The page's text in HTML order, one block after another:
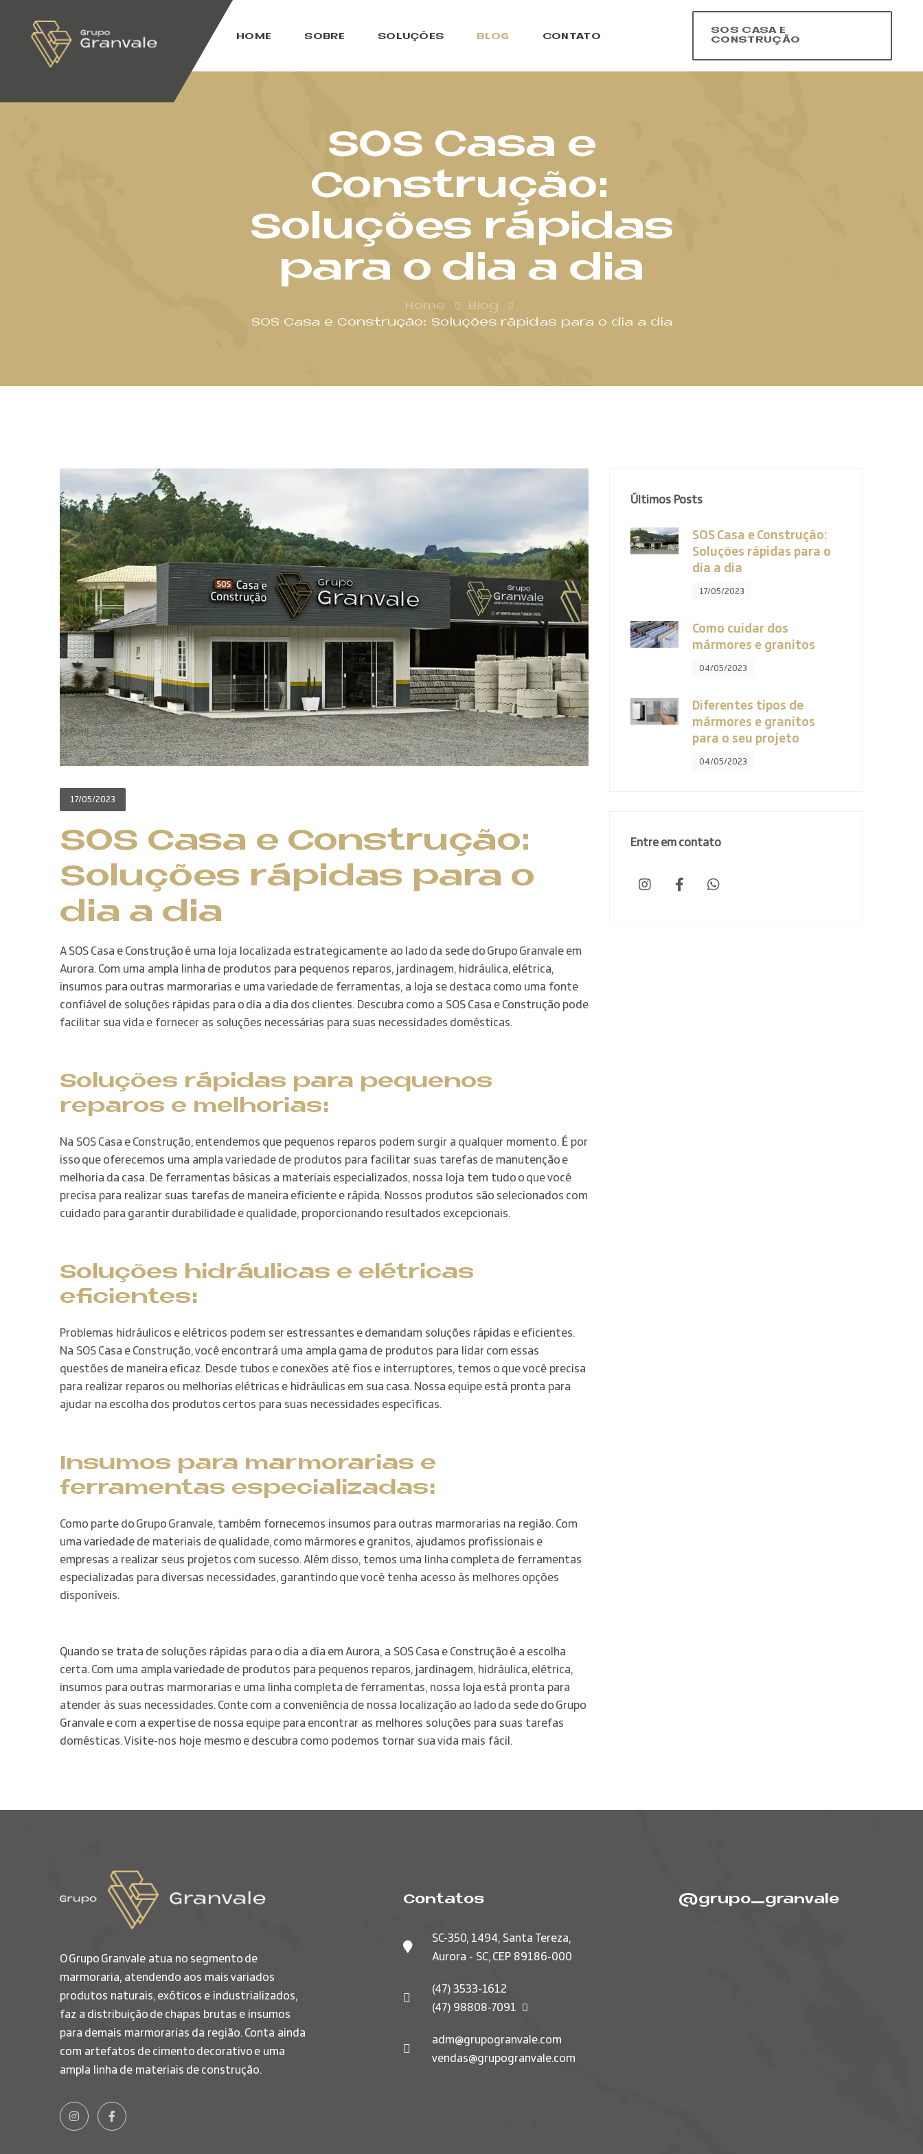
HOME SOBRE SOLUÇÕES BLOG CONTATO
SOS CASA E
CONSTRUÇÃO
SOS Casa e
Construção:
Soluções rápidas
para o dia a dia
Home
Blog
SOS Casa e Construção: Soluções rápidas para o dia a dia
17/05/2023
SOS Casa e Construção:
Soluções rápidas para o
dia a dia
A SOS Casa e Construção é uma loja localizada estrategicamente ao lado da sede do Grupo Granvale em
Aurora. Com uma ampla linha de produtos para pequenos reparos, jardinagem, hidráulica, elétrica,
insumos para outras marmorarias e uma variedade de ferramentas, a loja se destaca como uma fonte
confiável de soluções rápidas para o dia a dia dos clientes. Descubra como a SOS Casa e Construção pode
facilitar sua vida e fornecer as soluções necessárias para suas necessidades domésticas.
Soluções rápidas para pequenos
reparos e melhorias:
Na SOS Casa e Construção, entendemos que pequenos reparos podem surgir a qualquer momento. É por
isso que oferecemos uma ampla variedade de produtos para facilitar suas tarefas de manutenção e
melhoria da casa. De ferramentas básicas a materiais especializados, nossa loja tem tudo o que você
precisa para realizar suas tarefas de maneira eficiente e rápida. Nossos produtos são selecionados com
cuidado para garantir durabilidade e qualidade, proporcionando resultados excepcionais.
Soluções hidráulicas e elétricas
eficientes:
Problemas hidráulicos e elétricos podem ser estressantes e demandam soluções rápidas e eficientes.
Na SOS Casa e Construção, você encontrará uma ampla gama de produtos para lidar com essas
questões de maneira eficaz. Desde tubos e conexões até fios e interruptores, temos o que você precisa
para realizar reparos ou melhorias elétricas e hidráulicas em sua casa. Nossa equipe está pronta para
ajudar na escolha dos produtos certos para suas necessidades específicas.
Insumos para marmorarias e
ferramentas especializadas:
Como parte do Grupo Granvale, também fornecemos insumos para outras marmorarias na região. Com
uma variedade de materiais de qualidade, como mármores e granitos, ajudamos profissionais e
empresas a realizar seus projetos com sucesso. Além disso, temos uma linha completa de ferramentas
especializadas para diversas necessidades, garantindo que você tenha acesso às melhores opções
disponíveis.
Quando se trata de soluções rápidas para o dia a dia em Aurora, a SOS Casa e Construção é a escolha
certa. Com uma ampla variedade de produtos para pequenos reparos, jardinagem, hidráulica, elétrica,
insumos para outras marmorarias e uma linha completa de ferramentas, nossa loja está pronta para
atender às suas necessidades. Conte com a conveniência de nossa localização ao lado da sede do Grupo
Granvale e com a expertise de nossa equipe para encontrar as melhores soluções para suas tarefas
domésticas. Visite-nos hoje mesmo e descubra como podemos tornar sua vida mais fácil.
Últimos Posts
SOS Casa e Construção:
Soluções rápidas para o
dia a dia
17/05/2023
Como cuidar dos
mármores e granitos
04/05/2023
Diferentes tipos de
mármores e granitos
para o seu projeto
04/05/2023
Entre em contato
O Grupo Granvale atua no segmento de
marmoraria, atendendo aos mais variados
produtos naturais, exóticos e industrializados,
faz a distribuição de chapas brutas e insumos
para demais marmorarias da região. Conta ainda
com artefatos de cimento decorativo e uma
ampla linha de materiais de construção.
Contatos
SC-350, 1494, Santa Tereza,
Aurora - SC, CEP 89186-000
(47) 3533-1612
(47) 98808-7091
adm@grupogranvale.com
vendas@grupogranvale.com
@grupo_granvale